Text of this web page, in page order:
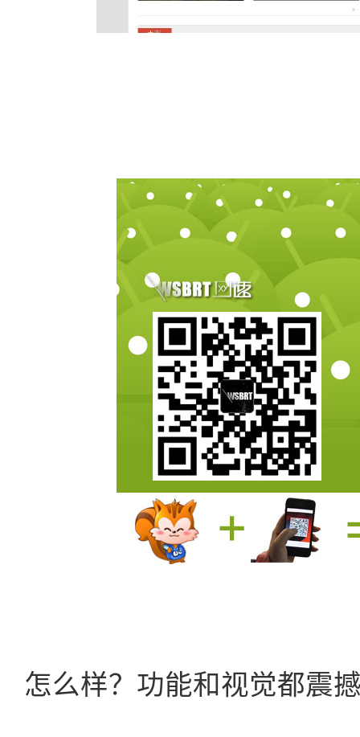
怎么样？功能和视觉都震